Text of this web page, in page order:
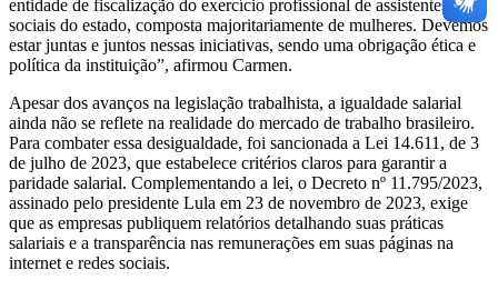
entidade de fiscalização do exercício profissional de assistentes
sociais do estado, composta majoritariamente de mulheres. Devemos
estar juntas e juntos nessas iniciativas, sendo uma obrigação ética e
política da instituição”, afirmou Carmen.
Apesar dos avanços na legislação trabalhista, a igualdade salarial
ainda não se reflete na realidade do mercado de trabalho brasileiro.
Para combater essa desigualdade, foi sancionada a Lei 14.611, de 3
de julho de 2023, que estabelece critérios claros para garantir a
paridade salarial. Complementando a lei, o Decreto nº 11.795/2023,
assinado pelo presidente Lula em 23 de novembro de 2023, exige
que as empresas publiquem relatórios detalhando suas práticas
salariais e a transparência nas remunerações em suas páginas na
internet e redes sociais.